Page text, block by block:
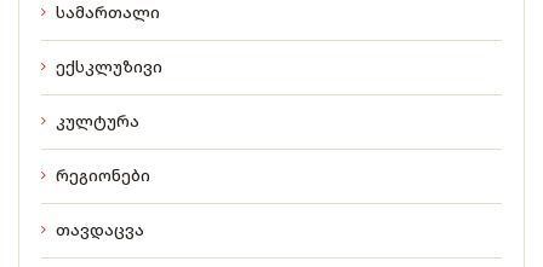
სამართალი
ექსკლუზივი
კულტურა
რეგიონები
თავდაცვა